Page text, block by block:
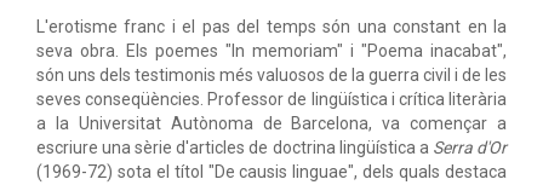
L'erotisme franc i el pas del temps són una constant en la
seva obra. Els poemes "In memoriam" i "Poema inacabat",
són uns dels testimonis més valuosos de la guerra civil i de les
seves conseqüències. Professor de lingüística i crítica literària
a la Universitat Autònoma de Barcelona, va començar a
escriure una sèrie d'articles de doctrina lingüística a Serra d'Or
(1969-72) sota el títol "De causis linguae", dels quals destaca